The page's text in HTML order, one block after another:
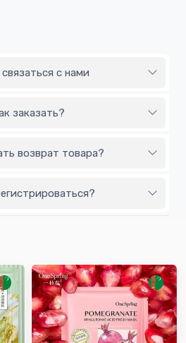
с нами
заказать?
возврат товара?